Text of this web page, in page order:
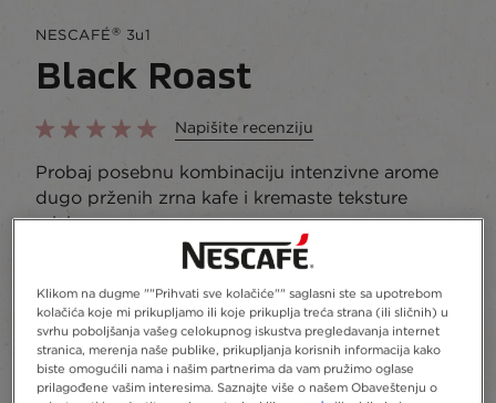
NESCAFÉ® 3u1
Black Roast
Napišite recenziju
Probaj posebnu kombinaciju intenzivne arome
dugo prženih zrna kafe i kremaste teksture
mleka.​
Dodajte u Omiljeno
Kesica, kutija 13.5
Klikom na dugme ""Prihvati sve kolačiće"" saglasni ste sa upotrebom
kolačića koje mi prikupljamo ili koje prikuplja treća strana (ili sličnih) u
svrhu poboljšanja vašeg celokupnog iskustva pregledavanja internet
stranica, merenja naše publike, prikupljanja korisnih informacija kako
biste omogućili nama i našim partnerima da vam pružimo oglase
prilagođene vašim interesima. Saznajte više o našem Obaveštenju o